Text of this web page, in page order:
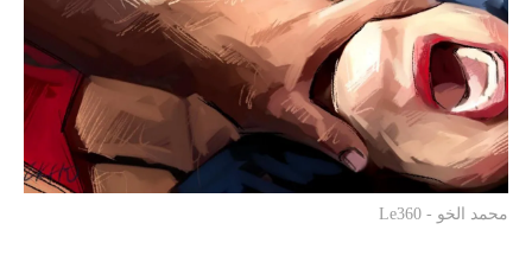
محمد الخو - Le360